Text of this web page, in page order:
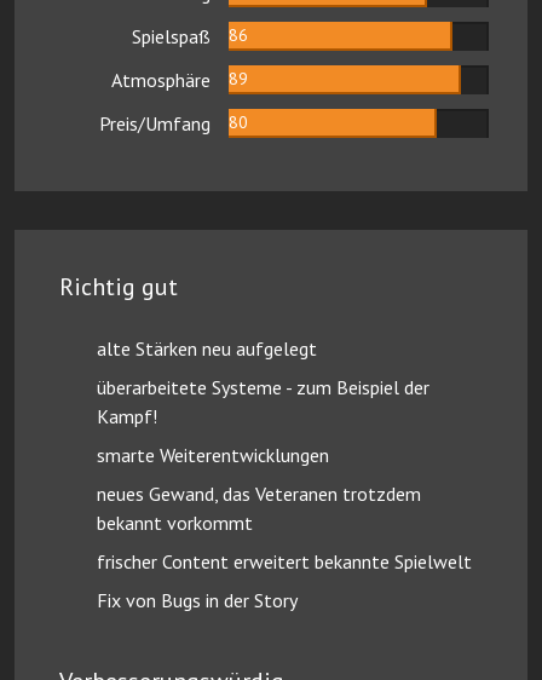
Spielspaß 86
Atmosphäre 89
Preis/Umfang 80
Richtig gut
alte Stärken neu aufgelegt
überarbeitete Systeme - zum Beispiel der
Kampf!
smarte Weiterentwicklungen
neues Gewand, das Veteranen trotzdem
bekannt vorkommt
frischer Content erweitert bekannte Spielwelt
Fix von Bugs in der Story